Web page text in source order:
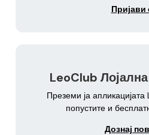
Пријави
LeoClub
Преземи ја
попустите и
Дознај